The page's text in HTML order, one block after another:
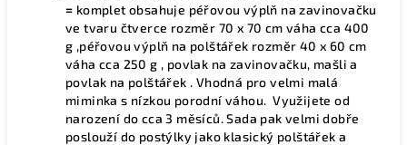
= komplet obsahuje péřovou výplň na zavinovačku
ve tvaru čtverce rozměr 70 x 70 cm váha cca 400
g ,péřovou výplň na polštářek rozměr 40 x 60 cm
váha cca 250 g , povlak na zavinovačku, mašli a
povlak na polštářek . Vhodná pro velmi malá
miminka s nízkou porodní váhou. Využijete od
narození do cca 3 měsíců. Sada pak velmi dobře
poslouží do postýlky jako klasický polštářek a